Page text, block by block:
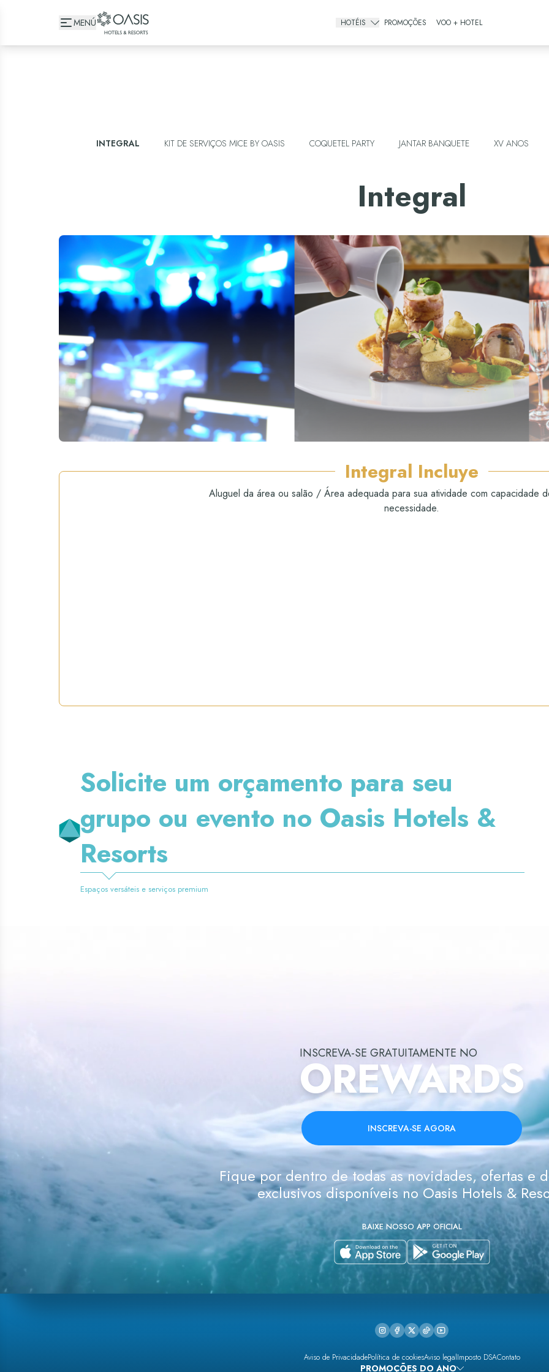
MENÚ
Oasis Hotels & Resorts
HOTÉIS
Urban Hotels
Smart Cancún
Ver todos os hotéis
PROMOÇÕES VOO + HOTEL
INTEGRAL KIT DE SERVIÇOS MICE BY OASIS COQUETEL PARTY JANTAR BANQUETE XV ANOS
Integral
Integral Incluye
Aluguel da área ou salão / Área adequada para sua atividade com capacidade
necessidade.
Solicite um orçamento para seu
grupo ou evento no Oasis Hotels &
Resorts
Espaços versáteis e serviços premium
INSCREVA-SE GRATUITAMENTE NO
OREWARDS
INSCREVA-SE AGORA
Fique por dentro de todas as novidades, ofertas e
exclusivos disponíveis no Oasis Hotels &
BAIXE NOSSO APP OFICIAL
Aviso de PrivacidadePolítica de cookiesAviso legalImposto DSAContato
PROMOÇÕES DO ANO